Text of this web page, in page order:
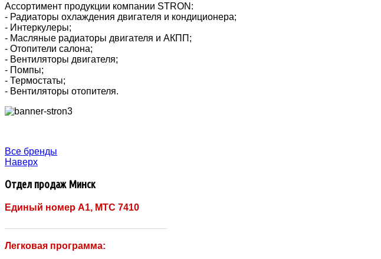
Ассортимент продукции компании STRON:
- Радиаторы охлаждения двигателя и кондиционера;
- Интеркулеры;
- Масляные радиаторы двигателя и АКПП;
- Отопители салона;
- Вентиляторы двигателя;
- Помпы;
- Термостаты;
- Вентиляторы отопителя.
Все бренды
Наверх
Отдел продаж Минск
Единый номер A1, МТС 7410
Легковая программа: